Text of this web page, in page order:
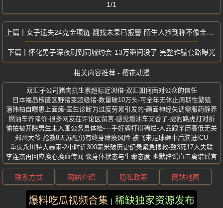
1/1
女子遗失24克金项链-翻找未果已报警-陌生人捡到称不像金的直接扔垃圾桶
怀化男子深夜刷到同城约会-13万瞬间没了-完整诈骗套路曝光
相关内容推荐 - 樱花动漫
双汇子公司猪肉抗生素超标近38倍-双汇如何面对公众的信任
日本福岛核废区野猪变超级猪-数量破10万头-可全年无休止周期性繁殖
潘玮柏自曝患上面瘫-医生诊断为过度劳累引发的-颜面神经失调需服药静养
燃油车齐降价-很多网友在评论区留言-感觉燃油车又香了-捷豹路虎打对折
偷拍被开除男生未入围公务员体检-一手好牌打得稀烂-人品跟学历高低无关
郑州大爷-抢救8天苏醒仍有终身瘫痪风险-被飞来足球砸中后脑进ICU
重庆永川特大暴雨-2小时近300毫米破历史纪录紧急搜救-致3死17人失联
李连杰再回应换心换血传闻-谈身体状态与生命态度-幽默辟谣直击离谱谣言
爆料吃瓜视频合集 稀缺独家资源发布
联系方式 网站介绍 隐私政策 网站地图
版权所有 ©2025 樱花动漫 保留所有权利